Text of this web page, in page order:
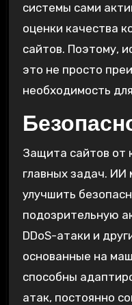
системы сами
оценки качества
сайтов. Поэтому,
это не просто
необходимость
Защита сайтов от
главных задач.
улучшить
подозрительную
DDoS-атаки и
основанные на
способны
атак, постоянно